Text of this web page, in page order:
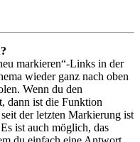
markieren“-Links in der
wieder ganz nach oben
Wenn du den
dann ist die Funktion
der letzten Markierung ist
ist auch möglich, das